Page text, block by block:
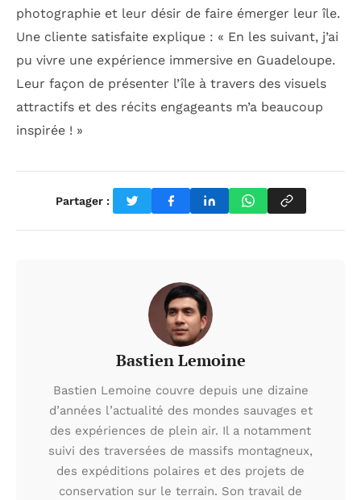
photographie et leur désir de faire émerger leur île.
Une cliente satisfaite explique : « En les suivant, j’ai
pu vivre une expérience immersive en Guadeloupe.
Leur façon de présenter l’île à travers des visuels
attractifs et des récits engageants m’a beaucoup
inspirée ! »
Partager :
Bastien Lemoine
Bastien Lemoine couvre depuis une dizaine
d’années l’actualité des mondes sauvages et
des expériences de plein air. Il a notamment
suivi des traversées de massifs montagneux,
des expéditions polaires et des projets de
conservation sur le terrain. Son travail de